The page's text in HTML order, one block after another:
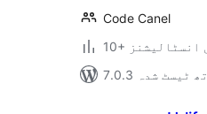
Code Canel
انسٹالیشنز
ٹیسٹ شدہ